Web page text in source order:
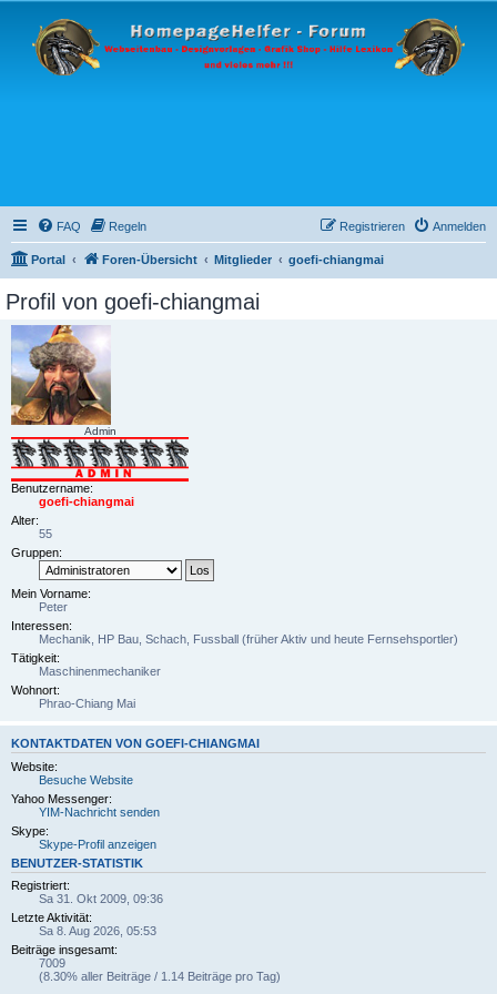
FAQ Regeln Anmelden
Registrieren
Portal Foren-Übersicht Mitglieder goefi-chiangmai
Profil von goefi-chiangmai
Admin
Benutzername:
goefi-chiangmai
Alter:
55
Gruppen:
Mein Vorname:
Peter
Interessen:
Mechanik, HP Bau, Schach, Fussball (früher Aktiv und heute Fernsehsportler)
Tätigkeit:
Maschinenmechaniker
Wohnort:
Phrao-Chiang Mai
KONTAKTDATEN VON GOEFI-CHIANGMAI
Website:
Besuche Website
Yahoo Messenger:
YIM-Nachricht senden
Skype:
Skype-Profil anzeigen
BENUTZER-STATISTIK
Registriert:
Sa 31. Okt 2009, 09:36
Letzte Aktivität:
Sa 8. Aug 2026, 05:53
Beiträge insgesamt:
7009
(8.30% aller Beiträge / 1.14 Beiträge pro Tag)